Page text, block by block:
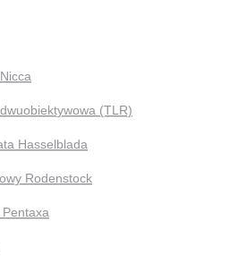
(TLR)
Hasselblada
Rodenstock